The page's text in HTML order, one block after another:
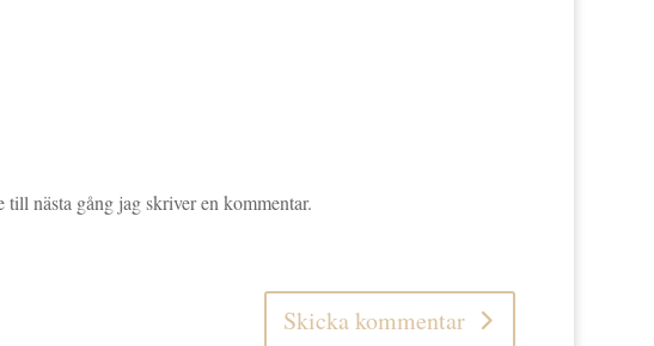
nästa gång jag skriver en kommentar.
Skicka kommentar